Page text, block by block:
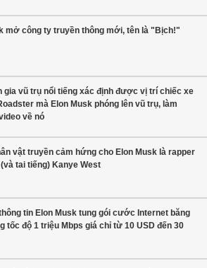
mở công ty truyền thông mới, tên là "Bịch!"
gia vũ trụ nổi tiếng xác định được vị trí chiếc xe
mà Elon Musk phóng lên vũ trụ, làm
về nó
vật truyền cảm hứng cho Elon Musk là rapper
tai tiếng) Kanye West
tin Elon Musk tung gói cước Internet băng
tốc độ 1 triệu Mbps giá chỉ từ 10 USD đến 30